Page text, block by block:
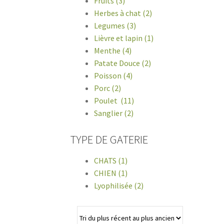
Herbes à chat (2)
Legumes (3)
Lièvre et lapin (1)
Menthe (4)
Patate Douce (2)
Poisson (4)
Porc (2)
Poulet (11)
Sanglier (2)
TYPE DE GATERIE
CHATS (1)
CHIEN (1)
Lyophilisée (2)